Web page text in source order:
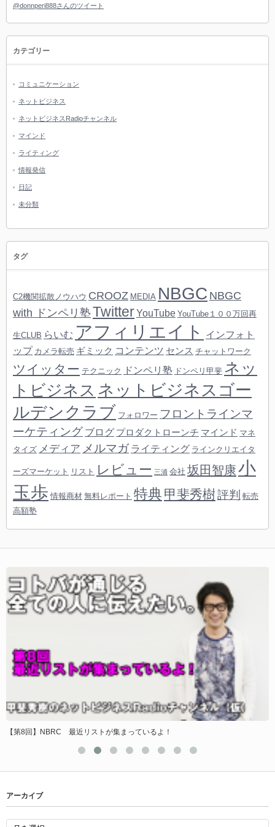
@donnperi888さんのツイート
カテゴリー
コミュニケーション
ネットビジネス
ネットビジネスRadioチャンネル
マインド
ライティング
情報発信
日記
未分類
タグ
C2機関拡散ノウハウ CROOZ MEDIA NBGC NBGC
with ドンペリ塾 TwitterYouTube YouTube１００万回再
生CLUB らいむ アフィリエイト
インフォト
ップ カメラ転売 ギミック コンテンツ センス チャットワーク
ツイッター テクニック ドンペリ塾 ドンペリ甲斐 ネッ
トビジネス ネットビジネスゴー
ルデンクラブ フォロワー フロントラインマ
ーケティング ブログ プロダクトローンチ マインド マネ
タイズ メディア メルマガ ライティング ラインクリエイタ
ーズマーケット リスト レビュー 三浦 会社 坂田智康小
玉歩 情報商材 無料レポート 特典 甲斐秀樹評判 転売
高額塾
【第8回】NBRC 最近リストが集まっているよ！
アーカイブ